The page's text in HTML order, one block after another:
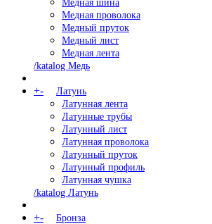
Медная шина
Медная проволока
Медный пруток
Медный лист
Медная лента
/katalog Медь
+-
Латунь
Латунная лента
Латунные трубы
Латунный лист
Латунная проволока
Латунный пруток
Латунный профиль
Латунная чушка
/katalog Латунь
+-
Бронза